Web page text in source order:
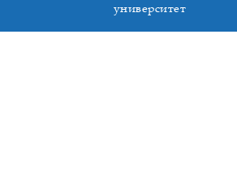
университет